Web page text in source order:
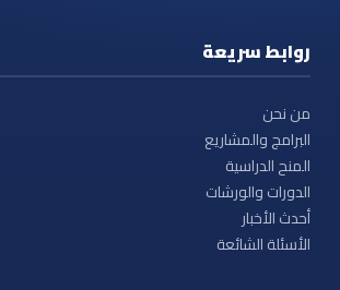
روابط سريعة
من نحن
البرامج والمشاريع
المنح الدراسية
الدورات والورشات
أحدث الأخبار
الأسئلة الشائعة